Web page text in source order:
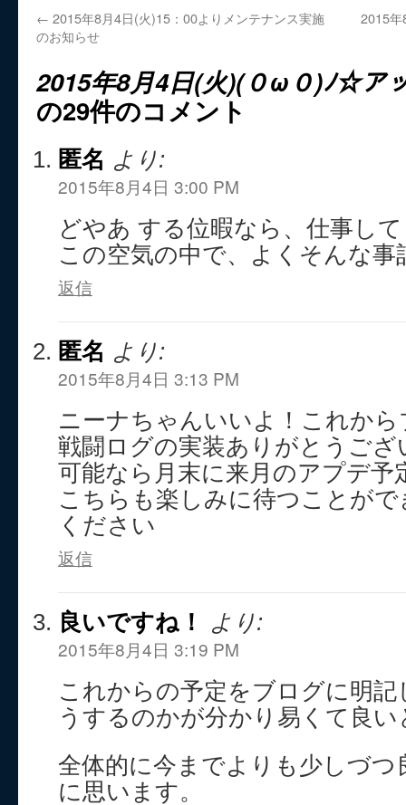
← 2015年8月4日(火)15：00よりメンテナンス実施
のお知らせ
2015年
2015年8月4日(火)(０ω０)ﾉ☆ア
の29件のコメント
匿名 より:
2015年8月4日 3:00 PM
どやあ する位暇なら、仕事し
この空気の中で、よくそんな事
返信
匿名 より:
2015年8月4日 3:13 PM
ニーナちゃんいいよ！これか
戦闘ログの実装ありがとうござ
可能なら月末に来月のアプデ予
こちらも楽しみに待つことが
ください
返信
良いですね！ より:
2015年8月4日 3:19 PM
これからの予定をブログに明
うするのかが分かり易くて良
全体的に今までよりも少しづ
に思います。